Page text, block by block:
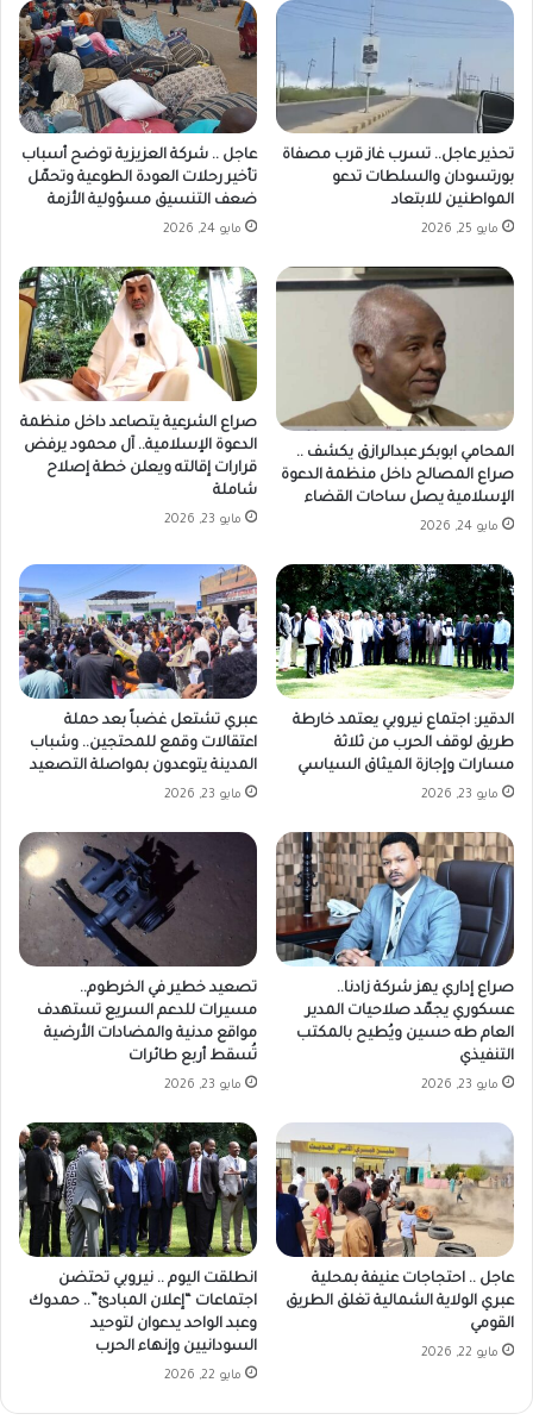
تحذير عاجل.. تسرب غاز قرب مصفاة
بورتسودان والسلطات تدعو
المواطنين للابتعاد
مايو 25, 2026
عاجل .. شركة العزيزية توضح أسباب
تأخير رحلات العودة الطوعية وتحمّل
ضعف التنسيق مسؤولية الأزمة
مايو 24, 2026
المحامي ابوبكر عبدالرازق يكشف ..
صراع المصالح داخل منظمة الدعوة
الإسلامية يصل ساحات القضاء
مايو 24, 2026
صراع الشرعية يتصاعد داخل منظمة
الدعوة الإسلامية.. آل محمود يرفض
قرارات إقالته ويعلن خطة إصلاح
شاملة
مايو 23, 2026
الدقير: اجتماع نيروبي يعتمد خارطة
طريق لوقف الحرب من ثلاثة
مسارات وإجازة الميثاق السياسي
مايو 23, 2026
عبري تشتعل غضباً بعد حملة
اعتقالات وقمع للمحتجين.. وشباب
المدينة يتوعدون بمواصلة التصعيد
مايو 23, 2026
صراع إداري يهز شركة زادنا..
عسكوري يجمّد صلاحيات المدير
العام طه حسين ويُطيح بالمكتب
التنفيذي
مايو 23, 2026
تصعيد خطير في الخرطوم..
مسيرات للدعم السريع تستهدف
مواقع مدنية والمضادات الأرضية
تُسقط أربع طائرات
مايو 23, 2026
عاجل .. احتجاجات عنيفة بمحلية
عبري الولاية الشمالية تغلق الطريق
القومي
مايو 22, 2026
انطلقت اليوم .. نيروبي تحتضن
اجتماعات “إعلان المبادئ”.. حمدوك
وعبد الواحد يدعوان لتوحيد
السودانيين وإنهاء الحرب
مايو 22, 2026